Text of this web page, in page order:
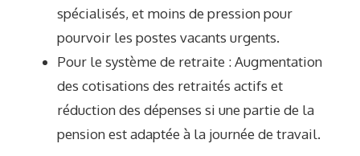
spécialisés, et moins de pression pour
pourvoir les postes vacants urgents.
Pour le système de retraite : Augmentation
des cotisations des retraités actifs et
réduction des dépenses si une partie de la
pension est adaptée à la journée de travail.